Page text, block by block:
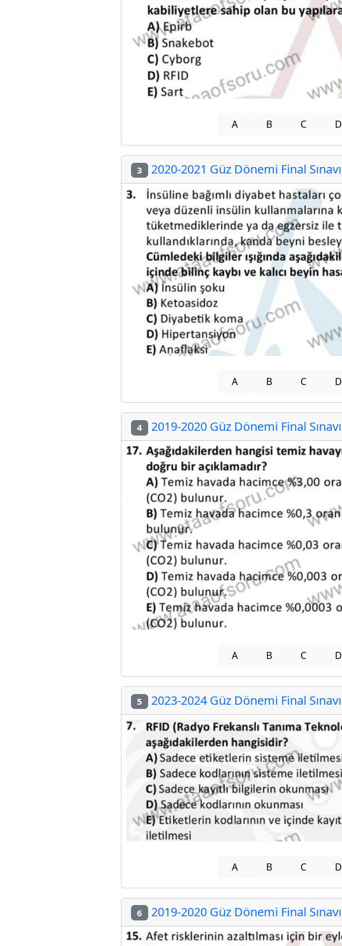
A B C D
3 2020-2021 Güz Dönemi Final Sınavı
A B C D
4 2019-2020 Güz Dönemi Final Sınavı
A B C D
5 2023-2024 Güz Dönemi Final Sınavı
A B C D
6 2019-2020 Güz Dönemi Final Sınavı